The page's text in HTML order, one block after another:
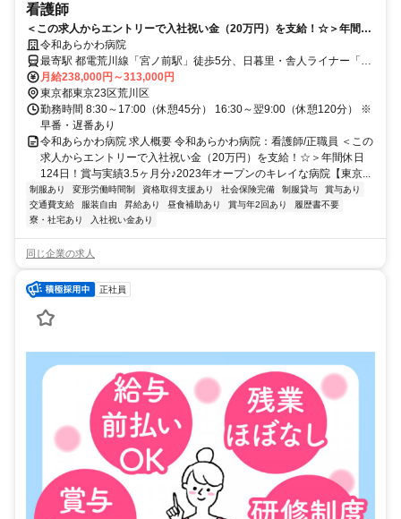
看護師
＜この求人からエントリーで入社祝い金（20万円）を支給！☆＞年間休
日124日！賞与実績3.5ヶ月分♪2023年オープンのキレイな病院【東京都
荒川区、宮ノ前駅・熊野前駅、病院（急性期･回復期）、看護師、正職
員】
令和あらかわ病院
最寄駅 都電荒川線「宮ノ前駅」徒歩5分、日暮里・舎人ライナー「熊
野前駅」徒歩5分
月給238,000円～313,000円
東京都東京23区荒川区
勤務時間 8:30～17:00（休憩45分） 16:30～翌9:00（休憩120分） ※
早番・遅番あり
令和あらかわ病院 求人概要 令和あらかわ病院：看護師/正職員 ＜この
求人からエントリーで入社祝い金（20万円）を支給！☆＞年間休日
124日！賞与実績3.5ヶ月分♪2023年オープンのキレイな病院【東京...
制服あり 変形労働時間制 資格取得支援あり 社会保険完備 制服貸与
賞与あり
交通費支給
服装自由 昇給あり 昼食補助あり 賞与年2回あり
履歴書不要
寮・社宅あり
入社祝い金あり
同じ企業の求人
正社員